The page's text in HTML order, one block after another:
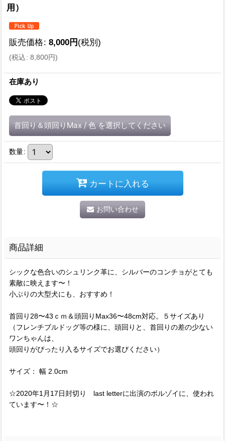
用）
販売価格: 8,000円 (税別)
(税込: 8,800円)
在庫あり
首回り＆頭回りMax / 色 を選択してください
数量:
カートに入れる
お問い合わせ
商品詳細
シックな色合いのシュリンク革に、シルバーのコンチョがとても
素敵に映えます〜！
小ぶりの大型犬にも、おすすめ！
首回り28〜43ｃｍ＆頭回りMax36〜48cm対応。５サイズあり
（フレンチブルドッグ等の様に、頭回りと、首回りの差の少ない
ワンちゃんは、
頭回りがぴったり入るサイズでお選びください）
サイズ： 幅 2.0cm
☆2020年1月17日封切り last letterに出演のボルゾイに、使われ
ています〜！☆